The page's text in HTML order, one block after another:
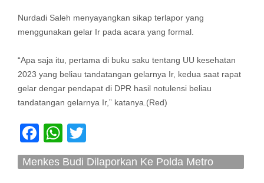
Nurdadi Saleh menyayangkan sikap terlapor yang
menggunakan gelar Ir pada acara yang formal.
“Apa saja itu, pertama di buku saku tentang UU kesehatan
2023 yang beliau tandatangan gelarnya Ir, kedua saat rapat
gelar dengar pendapat di DPR hasil notulensi beliau
tandatangan gelarnya Ir,” katanya.(Red)
Facebook
WhatsApp
Menkes Budi Dilaporkan Ke Polda Metro